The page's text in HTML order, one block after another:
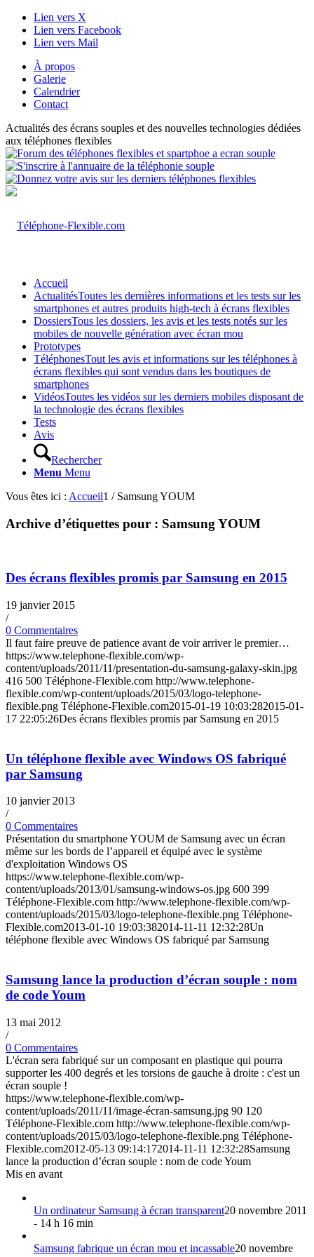
Lien vers X
Lien vers Facebook
Lien vers Mail
À propos
Galerie
Calendrier
Contact
Actualités des écrans souples et des nouvelles technologies dédiées
aux téléphones flexibles
Accueil
ActualitésToutes les dernières informations et les tests sur les
smartphones et autres produits high-tech à écrans flexibles
DossiersTous les dossiers, les avis et les tests notés sur les
mobiles de nouvelle génération avec écran mou
Prototypes
TéléphonesTout les avis et informations sur les téléphones à
écrans flexibles qui sont vendus dans les boutiques de
smartphones
VidéosToutes les vidéos sur les derniers mobiles disposant de
la technologie des écrans flexibles
Tests
Avis
Rechercher
Menu Menu
Vous êtes ici : Accueil1 / Samsung YOUM
Archive d’étiquettes pour : Samsung YOUM
Des écrans flexibles promis par Samsung en 2015
19 janvier 2015
/
0 Commentaires
Il faut faire preuve de patience avant de voir arriver le premier…
https://www.telephone-flexible.com/wp-
content/uploads/2011/11/presentation-du-samsung-galaxy-skin.jpg
416 500 Téléphone-Flexible.com http://www.telephone-
flexible.com/wp-content/uploads/2015/03/logo-telephone-
flexible.png Téléphone-Flexible.com2015-01-19 10:03:282015-01-
17 22:05:26Des écrans flexibles promis par Samsung en 2015
Un téléphone flexible avec Windows OS fabriqué
par Samsung
10 janvier 2013
/
0 Commentaires
Présentation du smartphone YOUM de Samsung avec un écran
même sur les bords de l’appareil et équipé avec le système
d'exploitation Windows OS
https://www.telephone-flexible.com/wp-
content/uploads/2013/01/samsung-windows-os.jpg 600 399
Téléphone-Flexible.com http://www.telephone-flexible.com/wp-
content/uploads/2015/03/logo-telephone-flexible.png Téléphone-
Flexible.com2013-01-10 19:03:382014-11-11 12:32:28Un
téléphone flexible avec Windows OS fabriqué par Samsung
Samsung lance la production d’écran souple : nom
de code Youm
13 mai 2012
/
0 Commentaires
L'écran sera fabriqué sur un composant en plastique qui pourra
supporter les 400 degrés et les torsions de gauche à droite : c'est un
écran souple !
https://www.telephone-flexible.com/wp-
content/uploads/2011/11/image-écran-samsung.jpg 90 120
Téléphone-Flexible.com http://www.telephone-flexible.com/wp-
content/uploads/2015/03/logo-telephone-flexible.png Téléphone-
Flexible.com2012-05-13 09:14:172014-11-11 12:32:28Samsung
lance la production d’écran souple : nom de code Youm
Mis en avant
Un ordinateur Samsung à écran transparent20 novembre 2011
- 14 h 16 min
Samsung fabrique un écran mou et incassable20 novembre